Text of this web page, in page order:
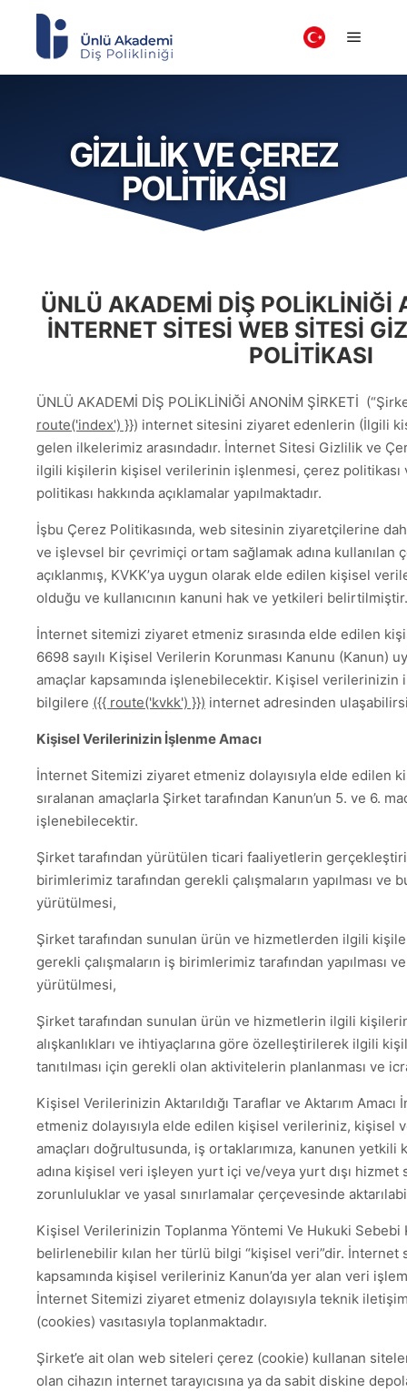
GIZLILIK VE ÇEREZ
POLITIKASI
ÜNLÜ AKADEMİ DİŞ POLİKLİNİĞİ
INTERNET SITESI WEB SİTESİ
POLITIKASI
ÜNLÜ AKADEMİ DİŞ POLİKLİNİĞİ ANONİM ŞİRKETİ
route('index') }}) internet sitesini ziyaret edenlerin (İlgili
gelen ilkelerimiz arasındadır. İnternet Sitesi Gizlilik ve
ilgili kişilerin kişisel verilerinin işlenmesi, çerez
politikası hakkında açıklamalar yapılmaktadır.
İşbu Çerez Politikasında, web sitesinin ziyaretçilerine
ve işlevsel bir çevrimiçi ortam sağlamak adına kullanılan
açıklanmış, KVKK’ya uygun olarak elde edilen kişisel
olduğu ve kullanıcının kanuni hak ve yetkileri belirtilmiştir.
İnternet sitemizi ziyaret etmeniz sırasında elde edilen
6698 sayılı Kişisel Verilerin Korunması Kanunu (Kanun)
amaçlar kapsamında işlenebilecektir. Kişisel verilerinizin
bilgilere ({{ route('kvkk') }}) internet adresinden
Kişisel Verilerinizin İşlenme Amacı
İnternet Sitemizi ziyaret etmeniz dolayısıyla elde edilen
sıralanan amaçlarla Şirket tarafından Kanun’un 5. ve 6.
işlenebilecektir.
Şirket tarafından yürütülen ticari faaliyetlerin
birimlerimiz tarafından gerekli çalışmaların yapılması ve
yürütülmesi,
Şirket tarafından sunulan ürün ve hizmetlerden ilgili
gerekli çalışmaların iş birimlerimiz tarafından yapılması
yürütülmesi,
Şirket tarafından sunulan ürün ve hizmetlerin ilgili
alışkanlıkları ve ihtiyaçlarına göre özelleştirilerek ilgili
tanıtılması için gerekli olan aktivitelerin planlanması ve
Kişisel Verilerinizin Aktarıldığı Taraflar ve Aktarım
etmeniz dolayısıyla elde edilen kişisel verileriniz, kişisel
amaçları doğrultusunda, iş ortaklarımıza, kanunen yetkili
adına kişisel veri işleyen yurt içi ve/veya yurt dışı hizmet
zorunluluklar ve yasal sınırlamalar çerçevesinde
Kişisel Verilerinizin Toplanma Yöntemi Ve Hukuki
belirlenebilir kılan her türlü bilgi “kişisel veri”dir. İnternet
kapsamında kişisel verileriniz Kanun’da yer alan veri
İnternet Sitemizi ziyaret etmeniz dolayısıyla teknik
(cookies) vasıtasıyla toplanmaktadır.
Şirket’e ait olan web siteleri çerez (cookie) kullanan
olan cihazın internet tarayıcısına ya da sabit diskine